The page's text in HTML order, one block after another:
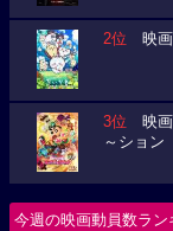
2位 映画
3位 映画
～ション
今週の映画動員数ラン